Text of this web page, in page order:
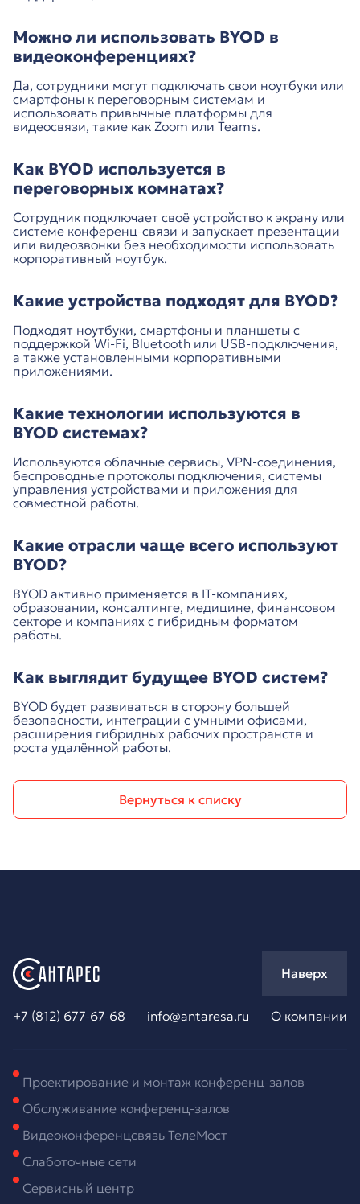
Можно ли использовать BYOD в
видеоконференциях?
Да, сотрудники могут подключать свои ноутбуки или
смартфоны к переговорным системам и
использовать привычные платформы для
видеосвязи, такие как Zoom или Teams.
Как BYOD используется в
переговорных комнатах?
Сотрудник подключает своё устройство к экрану или
системе конференц-связи и запускает презентации
или видеозвонки без необходимости использовать
корпоративный ноутбук.
Какие устройства подходят для BYOD?
Подходят ноутбуки, смартфоны и планшеты с
поддержкой Wi-Fi, Bluetooth или USB-подключения,
а также установленными корпоративными
приложениями.
Какие технологии используются в
BYOD системах?
Используются облачные сервисы, VPN-соединения,
беспроводные протоколы подключения, системы
управления устройствами и приложения для
совместной работы.
Какие отрасли чаще всего используют
BYOD?
BYOD активно применяется в IT-компаниях,
образовании, консалтинге, медицине, финансовом
секторе и компаниях с гибридным форматом
работы.
Как выглядит будущее BYOD систем?
BYOD будет развиваться в сторону большей
безопасности, интеграции с умными офисами,
расширения гибридных рабочих пространств и
роста удалённой работы.
Вернуться к списку
+7 (812) 677-67-68 info@antaresa.ru О компании
Наверх
Проектирование и монтаж конференц-залов
Обслуживание конференц-залов
Видеоконференцсвязь ТелеМост
Слаботочные сети
Сервисный центр